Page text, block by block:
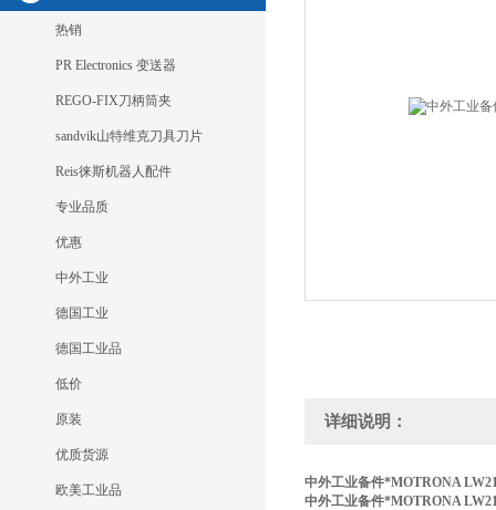
热销
PR Electronics 变送器
REGO-FIX刀柄筒夹
sandvik山特维克刀具刀片
Reis徕斯机器人配件
专业品质
优惠
中外工业
德国工业
德国工业品
低价
原装
优质货源
欧美工业品
详细说明：
中外工业备件*MOTRONA
中外工业备件*MOTRONA